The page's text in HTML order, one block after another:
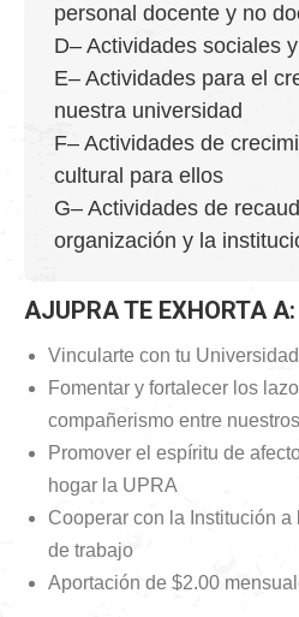
personal docente y no
D– Actividades sociales
E– Actividades para el
nuestra universidad
F– Actividades de
cultural para ellos
G– Actividades de
organización y la
AJUPRA TE EXHORTA A:
Vincularte con tu Universidad
Fomentar y fortalecer los
compañerismo entre
Promover el espíritu de
hogar la UPRA
Cooperar con la Institución
de trabajo
Aportación de $2.00